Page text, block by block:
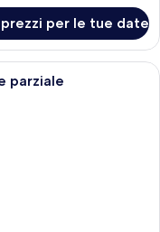
per le tue date
da letto moderna con
parziale